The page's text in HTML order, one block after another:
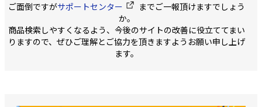
ご面倒ですがサポートセンター
までご一報頂けますでしょう
か。
商品検索しやすくなるよう、今後のサイトの改善に役立ててまい
りますので、ぜひご理解とご協力を頂きますようお願い申し上げ
ます。